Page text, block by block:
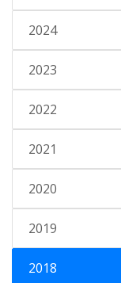
2024
2023
2022
2021
2020
2019
2018